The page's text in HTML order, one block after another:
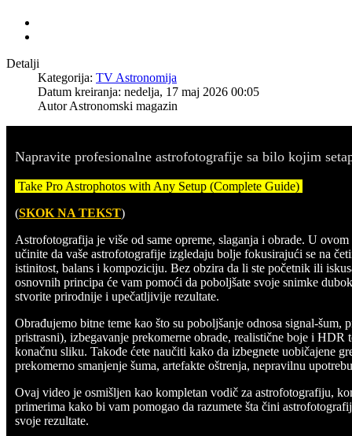
Detalji
Kategorija: TV Astronomija
Datum kreiranja: nedelja, 17 maj 2026 00:05
AutorAstronomski magazin
Napravite profesionalne astrofotografije sa bilo kojim
Take Pro Astrophotos with Any Setup (Complete Guide)
(SKOK NA TEKST)
Astrofotografija je više od same opreme, slaganja i obrade. U
učinite da vaše astrofotografije izgledaju bolje fokusirajući se na
istinitost, balans i kompoziciju. Bez obzira da li ste početnik ili
osnovnih principa će vam pomoći da poboljšate svoje snimke
stvorite prirodnije i upečatljivije rezultate.
Obrađujemo bitne teme kao što su poboljšanje odnosa signal-
pristrasni), izbegavanje prekomerne obrade, realistične boje i
konačnu sliku. Takođe ćete naučiti kako da izbegnete uobičajene
prekomerno smanjenje šuma, artefakte oštrenja, nepravilnu
Ovaj video je osmišljen kao kompletan vodič za astrofotografiju,
primerima kako bi vam pomogao da razumete šta čini
svoje rezultate.